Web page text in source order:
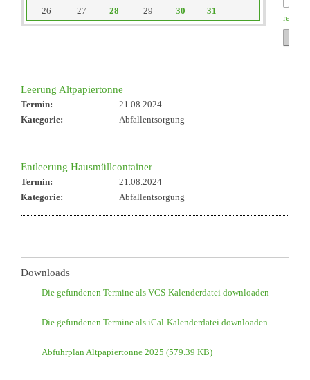
26
27 28 29 30 31
reset
Leerung Altpapiertonne
Termin:
21.08.2024
Kategorie:
Abfallentsorgung
Entleerung Hausmüllcontainer
Termin:
21.08.2024
Kategorie:
Abfallentsorgung
Downloads
Die gefundenen Termine als VCS-Kalenderdatei downloaden
Die gefundenen Termine als iCal-Kalenderdatei downloaden
Abfuhrplan Altpapiertonne 2025 (579.39 KB)